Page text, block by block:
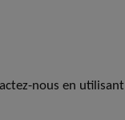
nous en utilisant